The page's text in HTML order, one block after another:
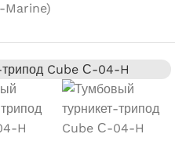
Marine)